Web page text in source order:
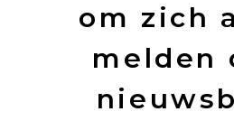
om zich
melden